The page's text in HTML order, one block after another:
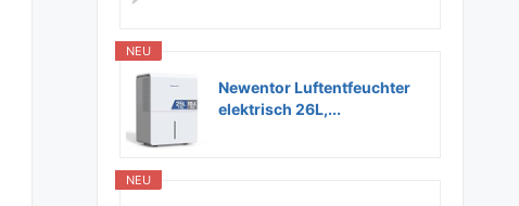
NEU
Newentor Luftentfeuchter
elektrisch 26L,...
NEU